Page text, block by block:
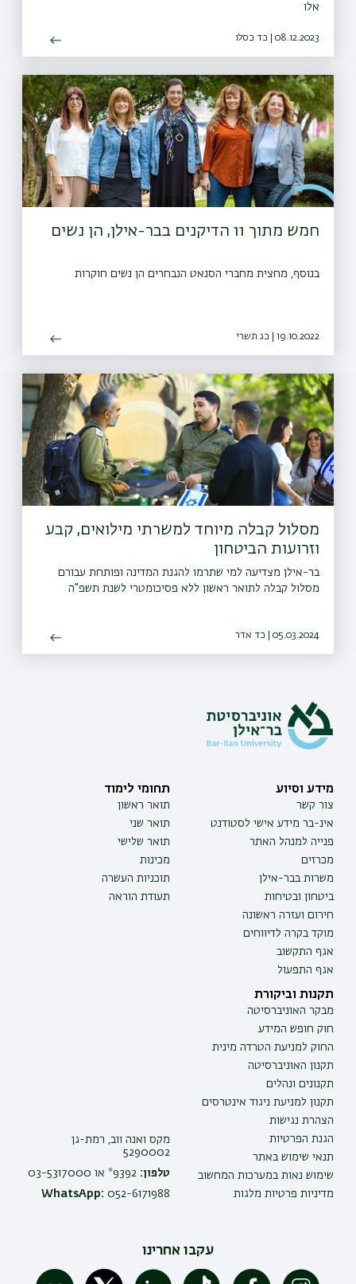
אלו
08.12.2023 | כד כסלו
חמש מתוך 11 הדיקנים בבר-אילן, הן נשים
בנוסף, מחצית מחברי הסנאט הנבחרים הן נשים חוקרות
19.10.2022 | כג תשרי
מסלול קבלה מיוחד למשרתי מילואים, קבע
וזרועות הביטחון
בר-אילן מצדיעה למי שתרמו להגנת המדינה ופותחת עבורם
מסלול קבלה לתואר ראשון ללא פסיכומטרי לשנת תשפ"ה
05.03.2024 | כד אדר
מידע וסיוע
צור קשר
אינ-בר מידע אישי לסטודנט
פנייה למנהל האתר
מכרזים
משרות בבר-אילן
ביטחון ובטיחות
חירום ועזרה ראשונה
מוקד בקרה לדיווחים
אגף התקשוב
אגף התפעול
תחומי לימוד
תואר ראשון
תואר שני
תואר שלישי
מכינות
תוכניות העשרה
תעודת הוראה
תקנות וביקורת
מבקר האוניברסיטה
חוק חופש המידע
החוק למניעת הטרדה מינית
תקנון האוניברסיטה
תקנונים ונהלים
תקנון למניעת ניגוד אינטרסים
הצהרת נגישות
הגנת הפרטיות
תנאי שימוש באתר
שימוש נאות במערכות המחשוב
מדיניות פרטיות מלגות
מקס ואנה ווב, רמת-גן
5290002
טלפון:
WhatsApp: 052-6171988
עקבו אחרינו